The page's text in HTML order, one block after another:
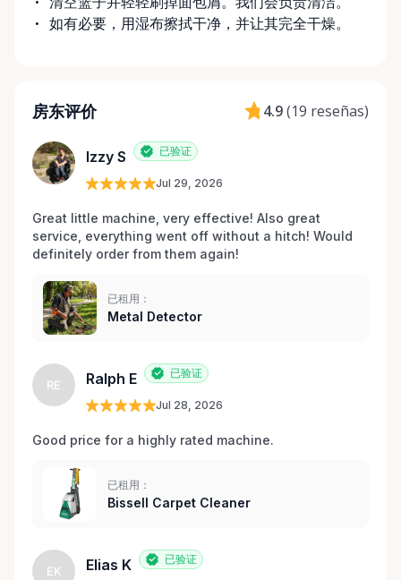
如有必要，用湿布擦拭干净，并让其完全干燥。
房东评价 4.9(19 reseñas)
Izzy S 已验证
Jul 29, 2026
Great little machine, very effective! Also great
service, everything went off without a hitch! Would
definitely order from them again!
已租用：
Metal Detector
RE Ralph E 已验证
Jul 28, 2026
Good price for a highly rated machine.
已租用：
Bissell Carpet Cleaner
EK Elias K 已验证